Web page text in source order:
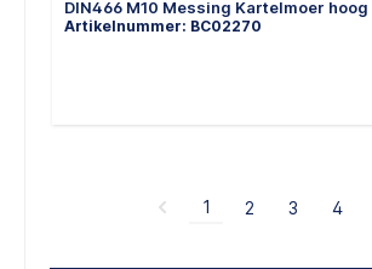
DIN466 M10 Messing Kartelmoer hoog
Artikelnummer: BC02270
1 2 3 4